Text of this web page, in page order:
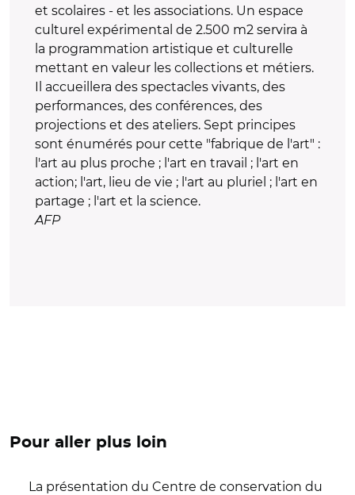
et scolaires - et les associations. Un espace
culturel expérimental de 2.500 m2 servira à
la programmation artistique et culturelle
mettant en valeur les collections et métiers.
Il accueillera des spectacles vivants, des
performances, des conférences, des
projections et des ateliers. Sept principes
sont énumérés pour cette "fabrique de l'art" :
l'art au plus proche ; l'art en travail ; l'art en
action; l'art, lieu de vie ; l'art au pluriel ; l'art en
partage ; l'art et la science.
AFP
Pour aller plus loin
La présentation du Centre de conservation du